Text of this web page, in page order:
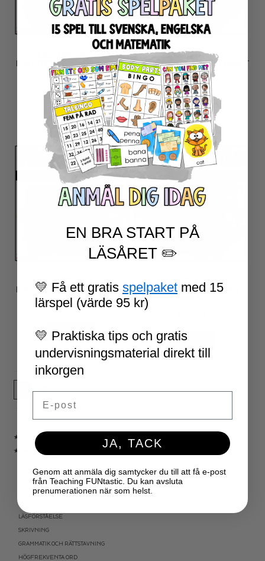
★ TYPSNITT
★ SVENSKA
BOKSTAVSREPETITION
NYBÖRJARTRÄNING
LÄSNING
LÄSFÖRSTÅELSE
SKRIVNING
GRAMMATIK OCH RÄTTSTAVNING
HÖGFREKVENTA ORD
LÄSFÖRSTÅELSE
FAKTATEXTER – JUL I ANDRA
LÄNDER 3
75SEK
LÄS MER
LÄSFÖRSTÅELSE
FAKTATEXTER – DJUR I HAVET
75SEK
LÄS MER
LÄSFÖRSTÅELSE
FAKTATEXTER – RELIGIONER
75SEK
LÄS MER
LÄSFÖRSTÅELSE
FAKTATEXTER – LÖMSKA
LÄS MER
2
EN BRA START PÅ
LÄSÅRET ✏️
💛 Få ett gratis spelpaket med 15
lärspel (värde 95 kr)
💛 Praktiska tips och gratis
undervisningsmaterial direkt till
inkorgen
JA, TACK
Genom att anmäla dig samtycker du till att få e-post
från Teaching FUNtastic. Du kan avsluta
prenumerationen när som helst.